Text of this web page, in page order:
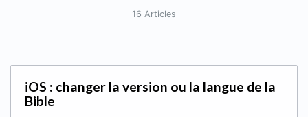
16 Articles
iOS : changer la version ou la langue de la
Bible